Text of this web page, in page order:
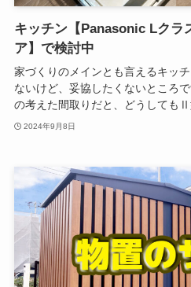
キッチン【Panasonic Lクラ
ア】で検討中
家づくりのメインとも言えるキッ
ないけど、妥協したくないところ
の考えた間取りだと、どうしてもⅡ
2024年9月8日